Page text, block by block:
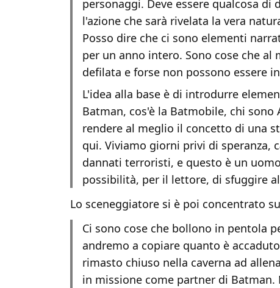
personaggi. Deve essere qualcosa
l'azione che sarà rivelata la vera
Posso dire che ci sono elementi
per un anno intero. Sono cose che
defilata e forse non possono essere
L'idea alla base è di introdurre
Batman, cos'è la Batmobile, chi
rendere al meglio il concetto di una
qui. Viviamo giorni privi di speranza,
dannati terroristi, e questo è un
possibilità, per il lettore, di sfuggire
Lo sceneggiatore si è poi concentrato
Ci sono cose che bollono in pentola
andremo a copiare quanto è
rimasto chiuso nella caverna ad
in missione come partner di Batman.